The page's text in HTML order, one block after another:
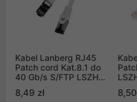
Kabel Lanberg RJ45
Patch cord Kat.8.1 do
40 Gb/s S/FTP LSZH
Passed (PCF8-10CU-
8,49 zł